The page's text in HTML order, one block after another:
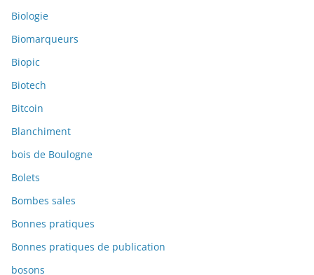
Biologie
Biomarqueurs
Biopic
Biotech
Bitcoin
Blanchiment
bois de Boulogne
Bolets
Bombes sales
Bonnes pratiques
Bonnes pratiques de publication
bosons